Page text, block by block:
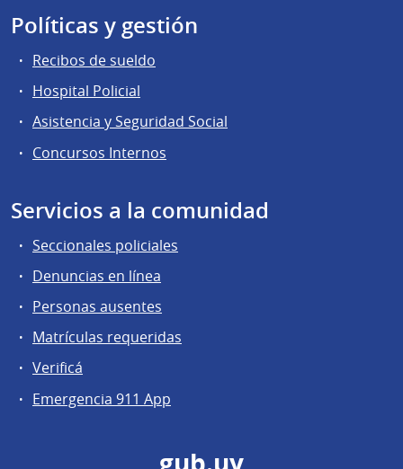
Políticas y gestión
Recibos de sueldo
Hospital Policial
Asistencia y Seguridad Social
Concursos Internos
Servicios a la comunidad
Seccionales policiales
Denuncias en línea
Personas ausentes
Matrículas requeridas
Verificá
Emergencia 911 App